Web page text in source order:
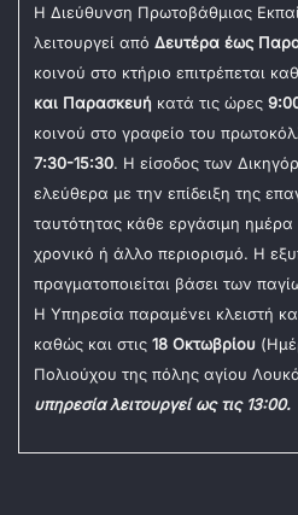
Η Διεύθυνση Πρωτοβάθμιας
λειτουργεί από Δευτέρα έως
κοινού στο κτήριο επιτρέπεται
και Παρασκευή κατά τις ώρες
κοινού στο γραφείο του
7:30-15:30. Η είσοδος των
ελεύθερα με την επίδειξη της
ταυτότητας κάθε εργάσιμη
χρονικό ή άλλο περιορισμό. Η
πραγματοποιείται βάσει των
Η Υπηρεσία παραμένει κλειστή
καθώς και στις 18 Οκτωβρίου
Πολιούχου της πόλης αγίου
υπηρεσία λειτουργεί ως τις 13:00.